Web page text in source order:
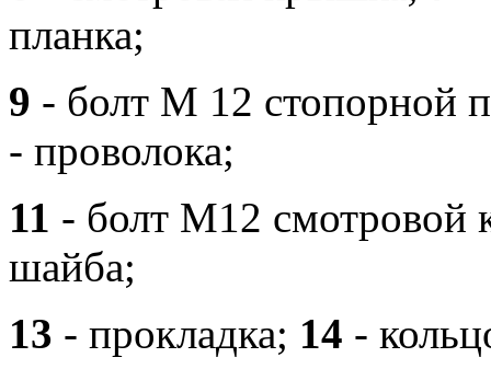
планка;
9 - болт М 12 стопорной
- проволока;
11 - болт М12
шайба;
13 - прокладка; 14 -